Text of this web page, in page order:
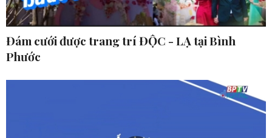
Đám cưới được trang trí ĐỘC - LẠ tại Bình
Phước